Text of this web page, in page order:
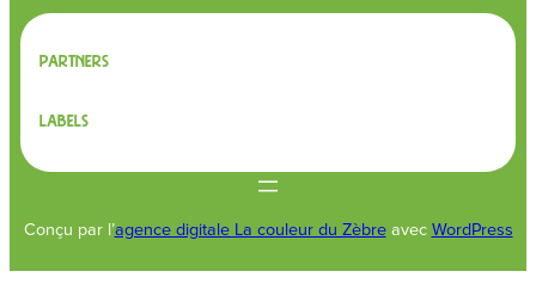
Partners
Labels
Conçu par l’agence digitale La couleur du Zèbreavec WordPress